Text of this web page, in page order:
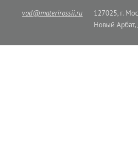
vod@materirossii.ru
127025, г.
Новый Арбат,